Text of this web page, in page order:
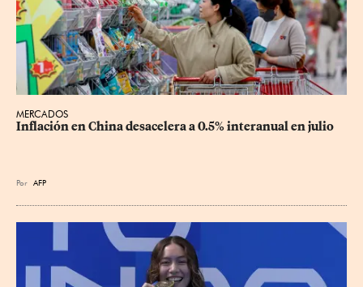
MERCADOS
Inflación en China desacelera a 0.5% interanual en julio
Por AFP